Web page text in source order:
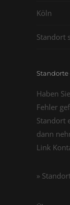
Köln
Standort
Standorte
Haben
Fehler
Standort
dann
Link
»